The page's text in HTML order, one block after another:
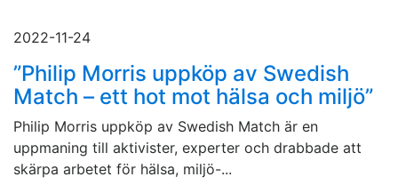
2022-11-24
”Philip Morris uppköp av Swedish
Match – ett hot mot hälsa och miljö”
Philip Morris uppköp av Swedish Match är en
uppmaning till aktivister, experter och drabbade att
skärpa arbetet för hälsa, miljö-...